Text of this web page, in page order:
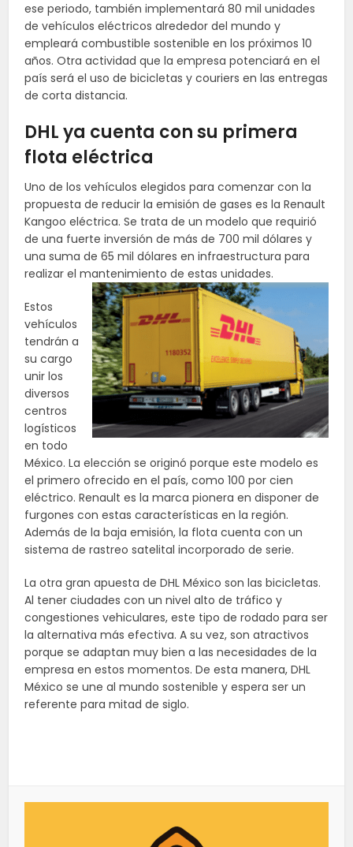
ese periodo, también implementará 80 mil unidades
de vehículos eléctricos alrededor del mundo y
empleará combustible sostenible en los próximos 10
años. Otra actividad que la empresa potenciará en el
país será el uso de bicicletas y couriers en las entregas
de corta distancia.
DHL ya cuenta con su primera
flota eléctrica
Uno de los vehículos elegidos para comenzar con la
propuesta de reducir la emisión de gases es la Renault
Kangoo eléctrica. Se trata de un modelo que requirió
de una fuerte inversión de más de 700 mil dólares y
una suma de 65 mil dólares en infraestructura para
realizar el mantenimiento de estas unidades.
Estos
vehículos
tendrán a
su cargo
unir los
diversos
centros
logísticos
en todo
México. La elección se originó porque este modelo es
el primero ofrecido en el país, como 100 por cien
eléctrico. Renault es la marca pionera en disponer de
furgones con estas características en la región.
Además de la baja emisión, la flota cuenta con un
sistema de rastreo satelital incorporado de serie.
La otra gran apuesta de DHL México son las bicicletas.
Al tener ciudades con un nivel alto de tráfico y
congestiones vehiculares, este tipo de rodado para ser
la alternativa más efectiva. A su vez, son atractivos
porque se adaptan muy bien a las necesidades de la
empresa en estos momentos. De esta manera, DHL
México se une al mundo sostenible y espera ser un
referente para mitad de siglo.